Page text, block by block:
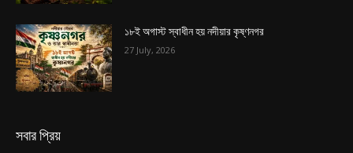
১৮ই অগাস্ট স্বাধীন হয় নদীয়ার কৃষ্ণনগর
27 July, 2026
সবার প্রিয়